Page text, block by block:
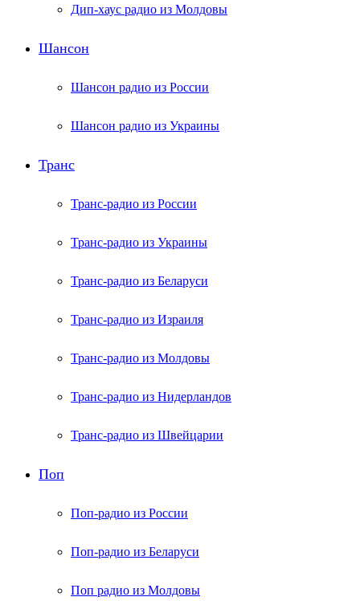
Дип-хаус радио из Молдовы
Шансон
Шансон радио из России
Шансон радио из Украины
Транс
Транс-радио из России
Транс-радио из Украины
Транс-радио из Беларуси
Транс-радио из Израиля
Транс-радио из Молдовы
Транс-радио из Нидерландов
Транс-радио из Швейцарии
Поп
Поп-радио из России
Поп-радио из Беларуси
Поп радио из Молдовы